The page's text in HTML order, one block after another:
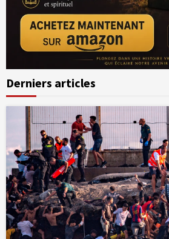
Derniers articles